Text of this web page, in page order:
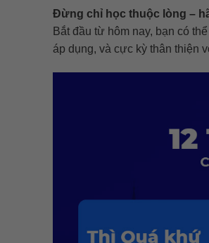
Đừng chỉ học thuộc lòng –
Bắt đầu từ hôm nay, bạn có
áp dụng, và cực kỳ thân thiện